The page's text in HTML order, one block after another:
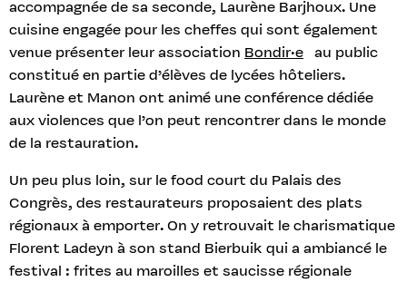
accompagnée de sa seconde, Laurène Barjhoux. Une
cuisine engagée pour les cheffes qui sont également
venue présenter leur association Bondir·e au public
constitué en partie d’élèves de lycées hôteliers.
Laurène et Manon ont animé une conférence dédiée
aux violences que l’on peut rencontrer dans le monde
de la restauration.
Un peu plus loin, sur le food court du Palais des
Congrès, des restaurateurs proposaient des plats
régionaux à emporter. On y retrouvait le charismatique
Florent Ladeyn à son stand Bierbuik qui a ambiancé le
festival : frites au maroilles et saucisse régionale